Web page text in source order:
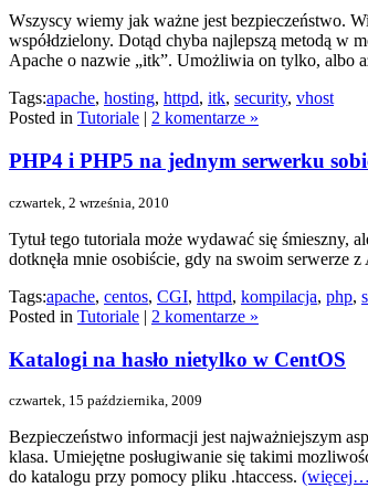
Wszyscy wiemy jak ważne jest bezpieczeństwo.
współdzielony. Dotąd chyba najlepszą metodą w
Apache o nazwie „itk”. Umożliwia on tylko, albo
Tags:apache, hosting, httpd, itk, security, vhost
Posted in Tutoriale | 2 komentarze »
PHP4 i PHP5 na jednym serwerku
czwartek, 2 września, 2010
Tytuł tego tutoriala może wydawać się śmieszny,
dotknęła mnie osobiście, gdy na swoim serwerze
Tags:apache, centos, CGI, httpd, kompilacja, php,
Posted in Tutoriale | 2 komentarze »
Katalogi na hasło nietylko w CentOS
czwartek, 15 października, 2009
Bezpieczeństwo informacji jest najważniejszym
klasa. Umiejętne posługiwanie się takimi
do katalogu przy pomocy pliku .htaccess.